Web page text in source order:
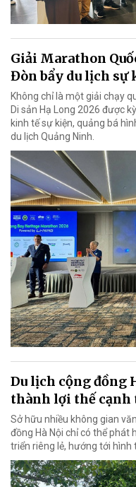
Giải Marathon
Đòn bẩy du lịch sự
Không chỉ là một giải chạy
Di sản Hạ Long 2026 được
kinh tế sự kiện, quảng bá
du lịch Quảng Ninh.
Du lịch cộng đồng
thành lợi thế cạnh
Sở hữu nhiều không gian
đồng Hà Nội chỉ có thể
triển riêng lẻ, hướng tới hình